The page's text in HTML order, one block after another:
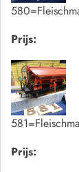
Prijs:
Prijs: